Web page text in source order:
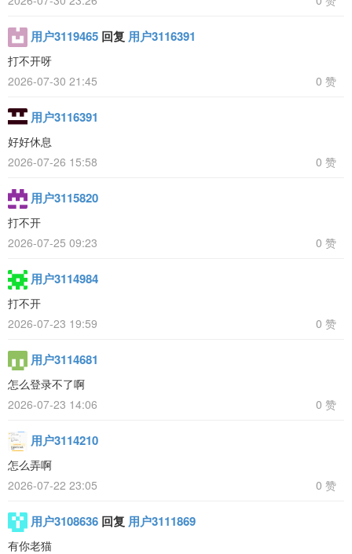
用户3119465 回复 用户3116391
打不开呀
2026-07-30 21:45
0 赞
用户3116391
好好休息
2026-07-26 15:58
0 赞
用户3115820
打不开
2026-07-25 09:23
0 赞
用户3114984
打不开
2026-07-23 19:59
0 赞
用户3114681
怎么登录不了啊
2026-07-23 14:06
0 赞
用户3114210
怎么弄啊
2026-07-22 23:05
0 赞
用户3108636 回复 用户3111869
有你老猫